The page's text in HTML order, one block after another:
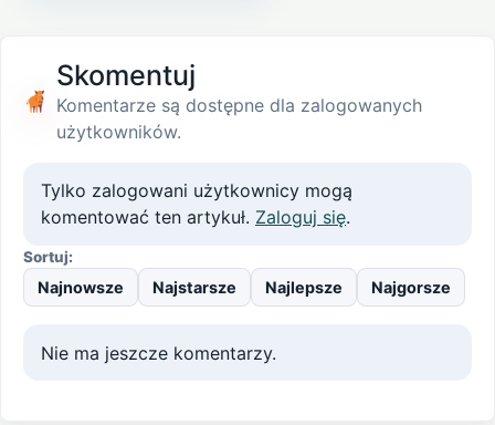
Skomentuj
Komentarze są dostępne dla zalogowanych
użytkowników.
Tylko zalogowani użytkownicy mogą
komentować ten artykuł. Zaloguj się.
Sortuj:
Najnowsze Najstarsze Najlepsze Najgorsze
Nie ma jeszcze komentarzy.